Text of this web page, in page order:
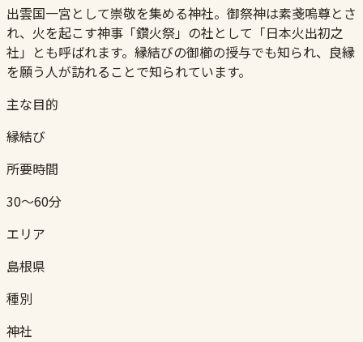
出雲国一宮として崇敬を集める神社。御祭神は素戔嗚尊とさ
れ、火を起こす神事「鑽火祭」の社として「日本火出初之
社」とも呼ばれます。縁結びの御櫛の授与でも知られ、良縁
を願う人が訪れることで知られています。
主な目的
縁結び
所要時間
30〜60分
エリア
島根県
種別
神社